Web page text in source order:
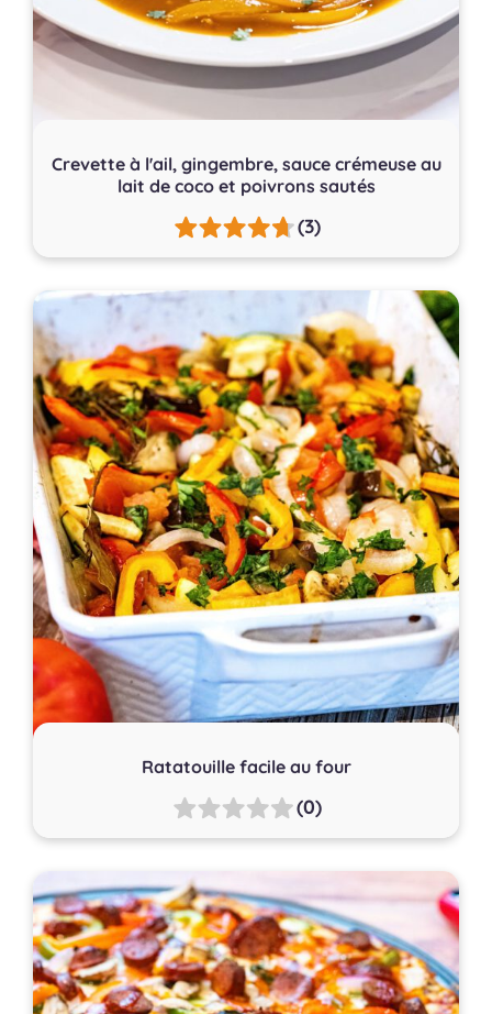
Crevette à l'ail, gingembre, sauce crémeuse au
lait de coco et poivrons sautés
(3)
Ratatouille facile au four
(0)